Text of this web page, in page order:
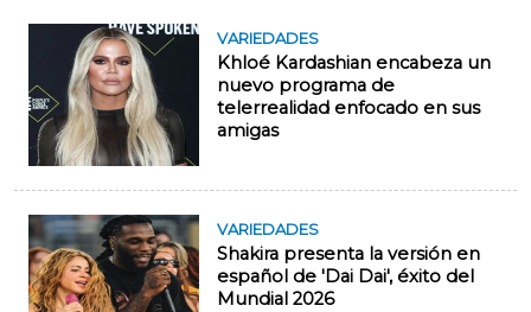
VARIEDADES
Khloé Kardashian encabeza un
nuevo programa de
telerrealidad enfocado en sus
amigas
VARIEDADES
Shakira presenta la versión en
español de 'Dai Dai', éxito del
Mundial 2026